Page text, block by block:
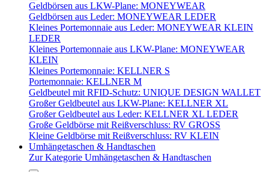
Geldbörsen aus LKW-Plane: MONEYWEAR
Geldbörsen aus Leder: MONEYWEAR LEDER
Kleines Portemonnaie aus Leder: MONEYWEAR KLEIN
LEDER
Kleines Portemonnaie aus LKW-Plane: MONEYWEAR
KLEIN
Kleines Portemonnaie: KELLNER S
Portemonnaie: KELLNER M
Geldbeutel mit RFID-Schutz: UNIQUE DESIGN WALLET
Großer Geldbeutel aus LKW-Plane: KELLNER XL
Großer Geldbeutel aus Leder: KELLNER XL LEDER
Große Geldbörse mit Reißverschluss: RV GROSS
Kleine Geldbörse mit Reißverschluss: RV KLEIN
Umhängetaschen & Handtaschen
Zur Kategorie Umhängetaschen & Handtaschen